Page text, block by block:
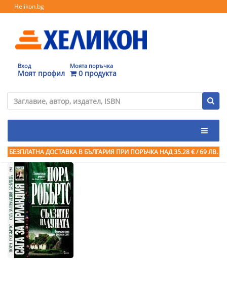
Helikon.bg
Вход
Моят профил
Моята поръчка
0 продукта
БЕЗПЛАТНА ДОСТАВКА В БЪЛГАРИЯ ПРИ ПОРЪЧКА НАД 35.28 € / 69 ЛВ.